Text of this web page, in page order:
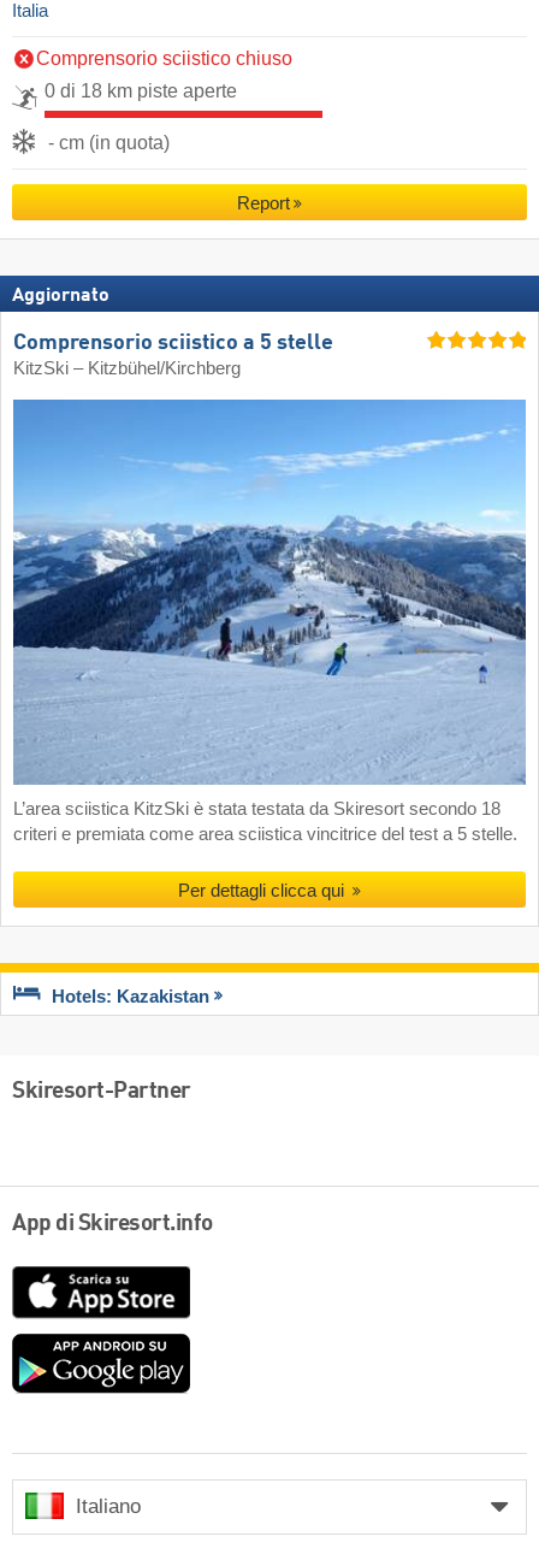
Italia
Comprensorio sciistico chiuso
0 di 18 km piste aperte
- cm (in quota)
Report
Aggiornato
Comprensorio sciistico a 5 stelle
KitzSki – Kitzbühel/​Kirchberg
L’area sciistica KitzSki è stata testata da Skiresort secondo 18
criteri e premiata come area sciistica vincitrice del test a 5 stelle.
Per dettagli clicca qui
Hotels: Kazakistan
Skiresort-Partner
App di Skiresort.info
Google
Italiano